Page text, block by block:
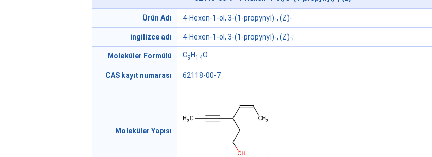
Ürün Adı 4-Hexen-1-ol, 3-(1-propynyl)-, (Z)-
ingilizce adı 4-Hexen-1-ol, 3-(1-propynyl)-, (Z)-;
Moleküler Formülü C9 H14O
CAS kayıt numarası 62118-00-7
Moleküler Yapısı